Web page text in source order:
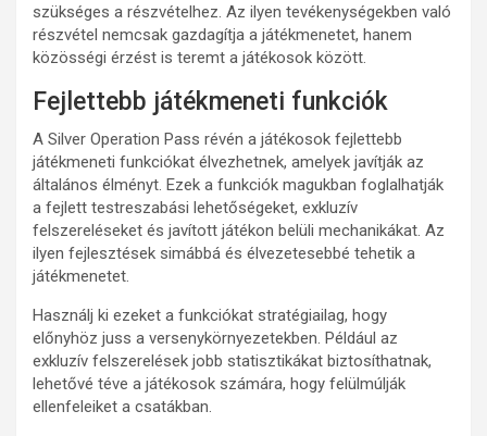
szükséges a részvételhez. Az ilyen tevékenységekben való
részvétel nemcsak gazdagítja a játékmenetet, hanem
közösségi érzést is teremt a játékosok között.
Fejlettebb játékmeneti funkciók
A Silver Operation Pass révén a játékosok fejlettebb
játékmeneti funkciókat élvezhetnek, amelyek javítják az
általános élményt. Ezek a funkciók magukban foglalhatják
a fejlett testreszabási lehetőségeket, exkluzív
felszereléseket és javított játékon belüli mechanikákat. Az
ilyen fejlesztések simábbá és élvezetesebbé tehetik a
játékmenetet.
Használj ki ezeket a funkciókat stratégiailag, hogy
előnyhöz juss a versenykörnyezetekben. Például az
exkluzív felszerelések jobb statisztikákat biztosíthatnak,
lehetővé téve a játékosok számára, hogy felülmúlják
ellenfeleiket a csatákban.